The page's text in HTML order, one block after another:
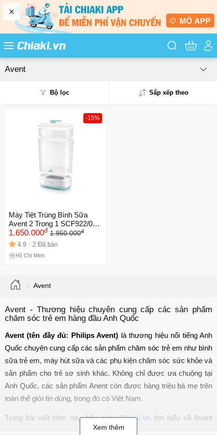
Tìm kiếm
Avent
Bộ lọc Sắp xếp theo
-15%
Máy Tiệt Trùng Bình Sữa
Avent 2 Trong 1 SCF922/03 -
Tiêu Diệt 99,9% Vi Khuẩn,
Thiết Kế Thông Minh, Tiện
Lợi Cho Mẹ Và Bé
1.650.000đ 1.950.000đ
4.9 2 Đã bán
Hồ Chí Minh
Avent
Avent - Thương hiệu chuyên cung cấp các sản phẩm
chăm sóc trẻ em hàng đầu Anh Quốc
Avent (tên đầy đủ: Philips Avent) là thương hiệu nổi tiếng Anh
Quốc chuyên cung cấp các sản phẩm chăm sóc trẻ em như bình
sữa trẻ em, máy hút sữa và các phụ kiện chăm sóc sức khỏe và
sản phẩm cho trẻ sơ sinh khác. Không chỉ được ưa chuộng tại
Anh Quốc, các sản phẩm Anent còn được hàng triệu bà mẹ trên
toàn thế giới tin dùng, trong đó có Việt Nam.
Trong bài viết hôm nay, hãy cùng Chiaki.vn tìm hiểu về Avent
cũng như những sản phẩm của Avent đang được ưa chuộng trên